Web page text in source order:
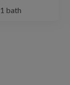
1 bath